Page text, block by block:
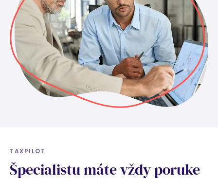
TAXPILOT
Špecialistu máte vždy poruke